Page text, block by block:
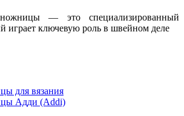
— это специализированный
играет ключевую роль в швейном деле
для вязания
Адди (Addi)